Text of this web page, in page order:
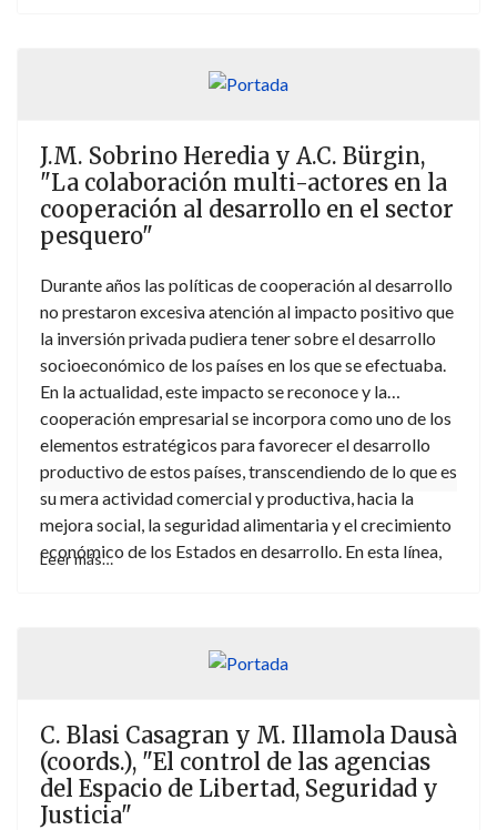
J.M. Sobrino Heredia y A.C. Bürgin,
"La colaboración multi-actores en la
cooperación al desarrollo en el sector
pesquero"
Durante años las políticas de cooperación al desarrollo
no prestaron excesiva atención al impacto positivo que
la inversión privada pudiera tener sobre el desarrollo
socioeconómico de los países en los que se efectuaba.
En la actualidad, este impacto se reconoce y la
cooperación empresarial se incorpora como uno de los
elementos estratégicos para favorecer el desarrollo
productivo de estos países, transcendiendo de lo que es
su mera actividad comercial y productiva, hacia la
mejora social, la seguridad alimentaria y el crecimiento
económico de los Estados en desarrollo. En esta línea,
políticas de la lucha contra la pobreza, fomentando una
sector pesquero vital para muchos países ribereños en
desarrollo, y en un actor privado, también, concreto: las
empresas pesqueras industriales españolas, es el
objeto del análisis de la presente obra.
Leer más…
C. Blasi Casagran y M. Illamola Dausà
(coords.), "El control de las agencias
del Espacio de Libertad, Seguridad y
Justicia"